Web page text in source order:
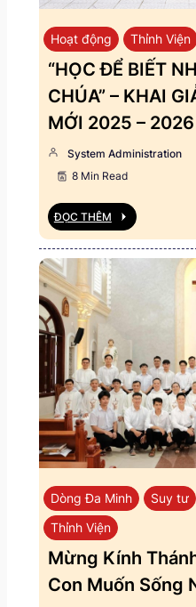
Hoạt động Thỉnh Viện
“HỌC ĐỂ BIẾT
CHÚA” – KHAI
MỚI 2025 – 2026
System Administration
8 Min Read
ĐỌC THÊM
Dòng Đa Minh Suy tư
Thỉnh Viện
Mừng Kính
Con Muốn Sống